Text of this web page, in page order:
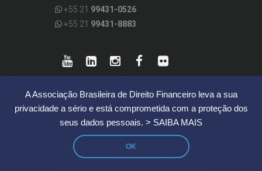
A Associação Brasileira de Direito Financeiro leva a sua
privacidade a sério e está comprometida com a proteção dos
seus dados pessoais. > SAIBA MAIS
OK
+55 21 99431-0526
+55 21 99431-8883
REGRAS DE PROTEÇÃO DE DADOS PESSOAIS